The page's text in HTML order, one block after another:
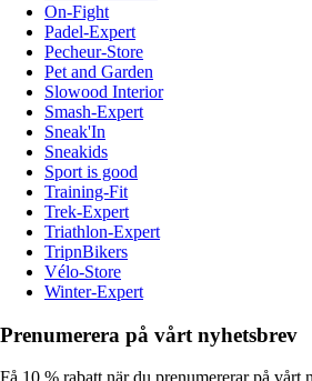
On-Fight
Padel-Expert
Pecheur-Store
Pet and Garden
Slowood Interior
Smash-Expert
Sneak'In
Sneakids
Sport is good
Training-Fit
Trek-Expert
Triathlon-Expert
TripnBikers
Vélo-Store
Winter-Expert
Prenumerera på vårt nyhetsbrev